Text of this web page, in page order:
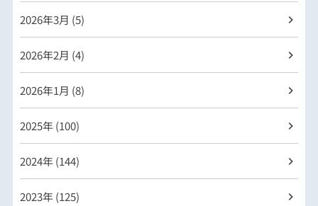
2026年3月 (5)
2026年2月 (4)
2026年1月 (8)
2025年 (100)
2024年 (144)
2023年 (125)